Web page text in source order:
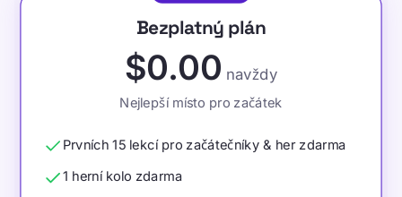
Bezplatný plán
$0.00 navždy
Nejlepší místo pro začátek
Prvních 15 lekcí pro začátečníky & her zdarma
1 herní kolo zdarma